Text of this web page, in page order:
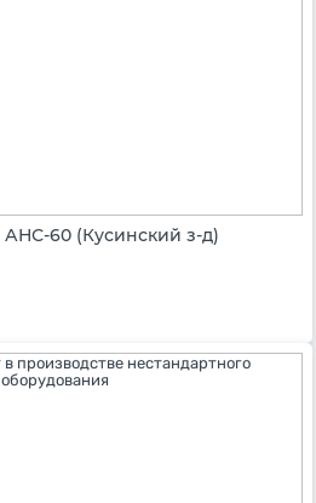
АНС-60 (Кусинский з-д)